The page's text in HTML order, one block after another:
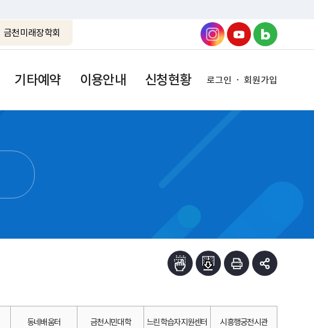
금천미래장학회
기타예약 이용안내 신청현황 로그인 회원가입
동네배움터 금천시민대학 느린학습자지원센터 시흥행궁전시관